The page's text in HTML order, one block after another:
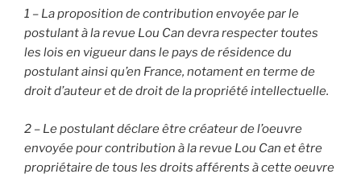
1 – La proposition de contribution envoyée par le
postulant à la revue Lou Can devra respecter toutes
les lois en vigueur dans le pays de résidence du
postulant ainsi qu’en France, notament en terme de
droit d’auteur et de droit de la propriété intellectuelle.
2 – Le postulant déclare être créateur de l’oeuvre
envoyée pour contribution à la revue Lou Can et être
propriétaire de tous les droits afférents à cette oeuvre